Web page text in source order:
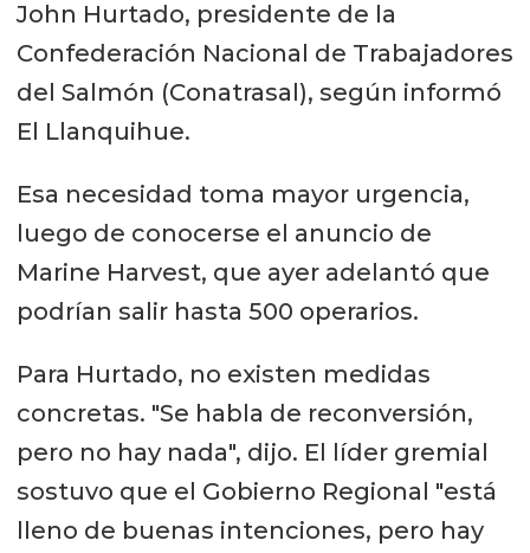
John Hurtado, presidente de la
Confederación Nacional de Trabajadores
del Salmón (Conatrasal), según informó
El Llanquihue.
Esa necesidad toma mayor urgencia,
luego de conocerse el anuncio de
Marine Harvest, que ayer adelantó que
podrían salir hasta 500 operarios.
Para Hurtado, no existen medidas
concretas. "Se habla de reconversión,
pero no hay nada", dijo. El líder gremial
sostuvo que el Gobierno Regional "está
lleno de buenas intenciones, pero hay